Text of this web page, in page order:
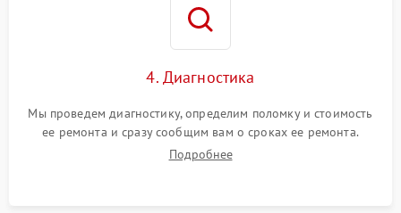
4. Диагностика
Мы проведем диагностику, определим поломку и стоимость
ее ремонта и сразу сообщим вам о сроках ее ремонта.
Подробнее